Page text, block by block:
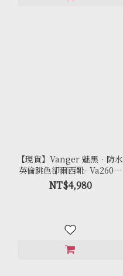
【現貨】Vanger 魅黑．防水
英倫跳色卻爾西靴- Va260防
水黑(黑帶)
NT$4,980